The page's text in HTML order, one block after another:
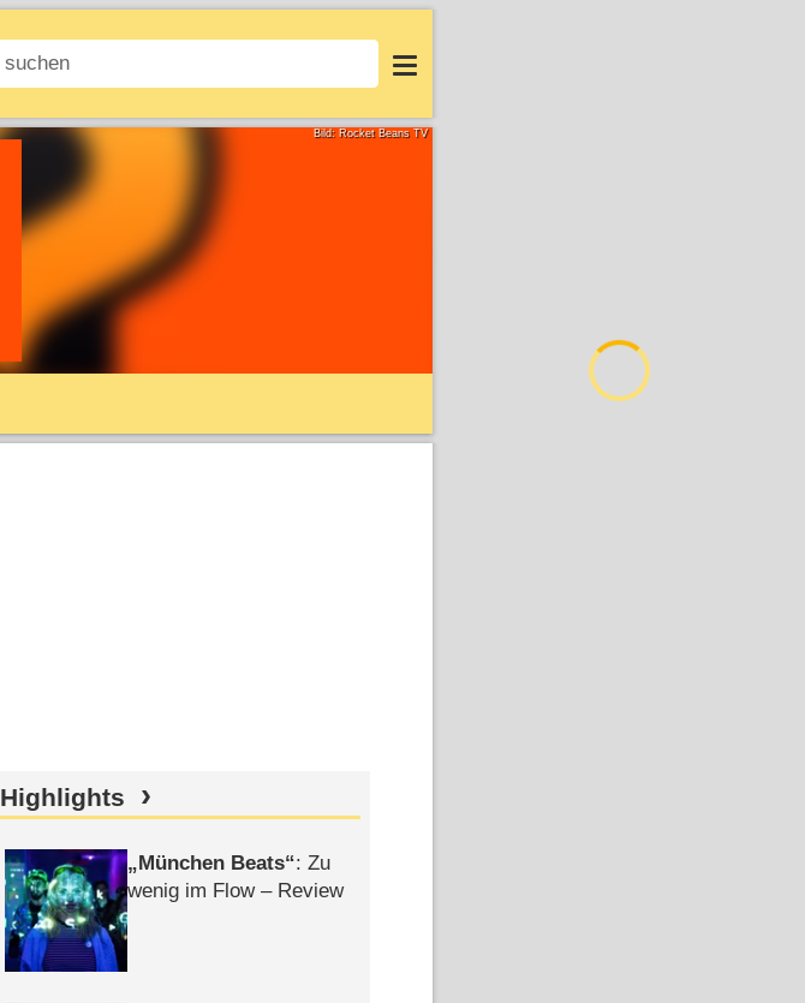
Login
Bild: Rocket Beans TV
Highlights
München Beats : Zu
wenig im Flow – Review